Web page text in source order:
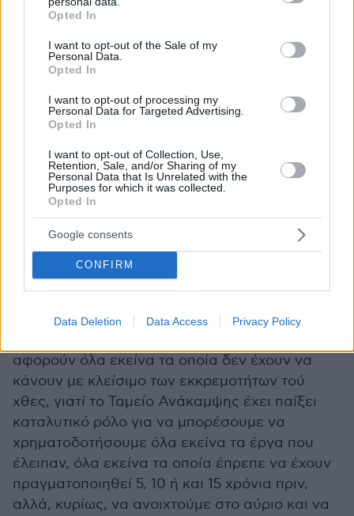
grant or deny consent to Google and its third-party tags to
use your data for below specified purposes in below Google
consent section.
Opted In
I want to opt-out of the Sale of my
Personal Data.
Opted In
I want to opt-out of processing my
Personal Data for Targeted Advertising.
Opted In
I want to opt-out of Collection, Use,
Retention, Sale, and/or Sharing of my
Personal Data that Is Unrelated with the
Purposes for which it was collected.
Opted In
Google consents
CONFIRM
Data Deletion Data Access Privacy Policy
αφορούν όλα εκείνα τα οποία δεν έχουν να
κάνουν με κλείσιμο των εκκρεμοτήτων τού
χθες, γιατί το Ταμείο Ανάκαμψης έχει παίξει
καταλυτικό ρόλο για να μπορέσουμε να
χρηματοδοτήσουμε όλα εκείνα τα έργα που
έλειπαν, όλα εκείνα τα οποία έπρεπε να έχουν
πραγματοποιηθεί 5, 10 ή και 15 χρόνια πριν,
αλλά, κυρίως, να ανοιχτούμε στο αύριο και να